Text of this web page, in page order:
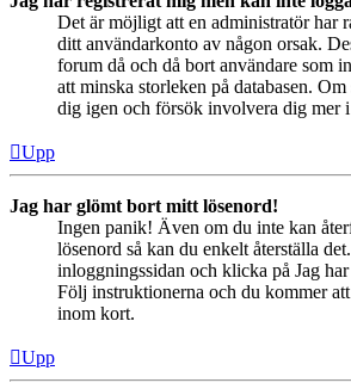
Det är möjligt att en administratör har
ditt användarkonto av någon orsak.
forum då och då bort användare som
att minska storleken på databasen. Om
dig igen och försök involvera dig mer
Upp
Jag har glömt bort mitt lösenord!
Ingen panik! Även om du inte kan
lösenord så kan du enkelt återställa
inloggningssidan och klicka på Jag
Följ instruktionerna och du kommer
inom kort.
Upp